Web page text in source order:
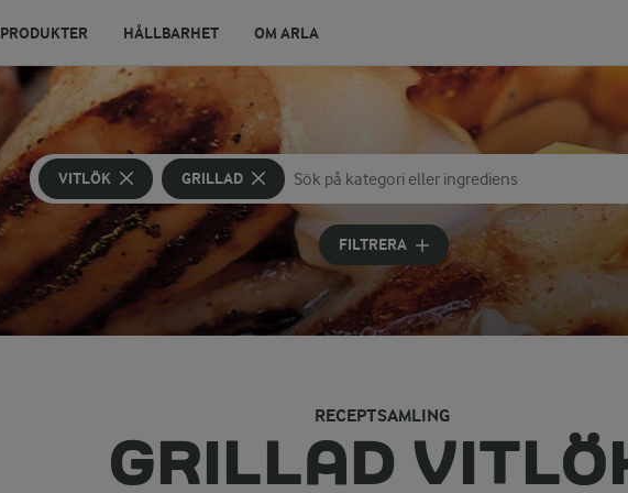
PRODUKTER HÅLLBARHET OM ARLA
VITLÖK GRILLAD
Sök på kategori eller ingrediens
Skriv in sökord för att få förslag
FILTRERA
RECEPTSAMLING
GRILLAD